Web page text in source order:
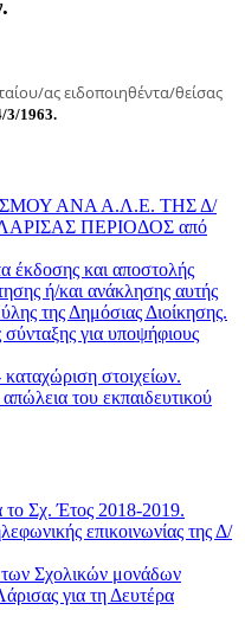
ας ειδοποιηθέντα/θείσας
3/1963.
ΑΝΑ Α.Λ.Ε. ΤΗΣ Δ/
ΠΕΡΙΟΔΟΣ από
έκδοσης και αποστολής
ή/και ανάκλησης αυτής
της Δημόσιας Διοίκησης.
για υποψήφιους
στοιχείων.
του εκπαιδευτικού
το Σχ. Έτος 2018-2019.
επικοινωνίας της Δ/
των Σχολικών μονάδων
για τη Δευτέρα